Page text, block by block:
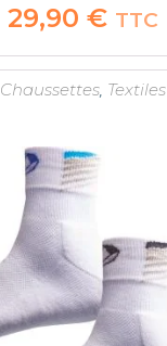
29,90 € TTC
Chaussettes, Textiles